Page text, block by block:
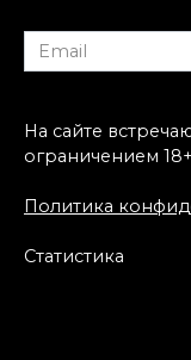
На сайте
ограничением
Политика
Статистика